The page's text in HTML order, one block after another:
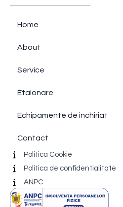
Home
About
Service
Etalonare
Echipamente de inchiriat
Contact
Politica Cookie
Politica de confidentialitate
ANPC